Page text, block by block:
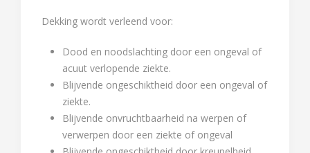
Dekking wordt verleend voor:
Dood en noodslachting door een ongeval of
acuut verlopende ziekte.
Blijvende ongeschiktheid door een ongeval of
ziekte.
Blijvende onvruchtbaarheid na werpen of
verwerpen door een ziekte of ongeval